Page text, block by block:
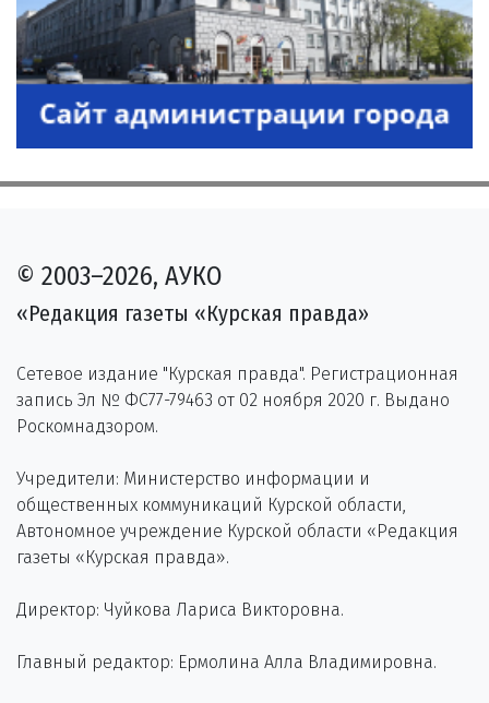
© 2003–2026, АУКО
«Редакция газеты «Курская правда»
Сетевое издание "Курская правда". Регистрационная
запись Эл № ФС77-79463 от 02 ноября 2020 г. Выдано
Роскомнадзором.
Учредители: Министерство информации и
общественных коммуникаций Курской области,
Автономное учреждение Курской области «Редакция
газеты «Курская правда».
Директор: Чуйкова Лариса Викторовна.
Главный редактор: Ермолина Алла Владимировна.